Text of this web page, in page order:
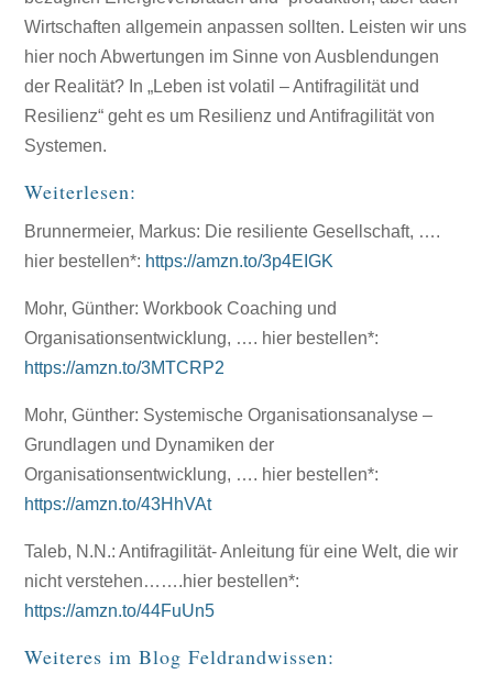
Wirtschaften allgemein anpassen sollten. Leisten wir uns
hier noch Abwertungen im Sinne von Ausblendungen
der Realität? In „Leben ist volatil – Antifragilität und
Resilienz“ geht es um Resilienz und Antifragilität von
Systemen.
Weiterlesen:
Brunnermeier, Markus: Die resiliente Gesellschaft, ….
hier bestellen*: https://amzn.to/3p4EIGK
Mohr, Günther: Workbook Coaching und
Organisationsentwicklung, …. hier bestellen*:
https://amzn.to/3MTCRP2
Mohr, Günther: Systemische Organisationsanalyse –
Grundlagen und Dynamiken der
Organisationsentwicklung, …. hier bestellen*:
https://amzn.to/43HhVAt
Taleb, N.N.: Antifragilität- Anleitung für eine Welt, die wir
nicht verstehen…….hier bestellen*:
https://amzn.to/44FuUn5
Weiteres im Blog Feldrandwissen: